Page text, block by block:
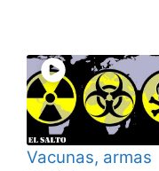
Vacunas, armas